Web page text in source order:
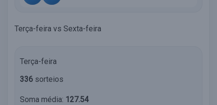
Terça-feira vs Sexta-feira
Terça-feira
336 sorteios
Soma média: 127.54